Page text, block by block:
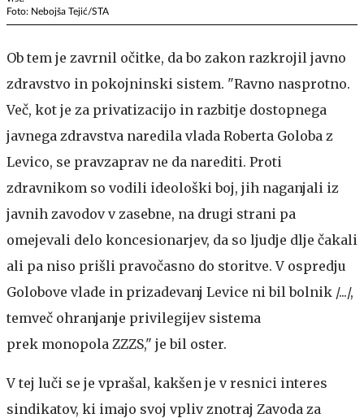
Foto: Nebojša Tejić/STA
Ob tem je zavrnil očitke, da bo zakon razkrojil javno
zdravstvo in pokojninski sistem. "Ravno nasprotno.
Več, kot je za privatizacijo in razbitje dostopnega
javnega zdravstva naredila vlada Roberta Goloba z
Levico, se pravzaprav ne da narediti. Proti
zdravnikom so vodili ideološki boj, jih naganjali iz
javnih zavodov v zasebne, na drugi strani pa
omejevali delo koncesionarjev, da so ljudje dlje čakali
ali pa niso prišli pravočasno do storitve. V ospredju
Golobove vlade in prizadevanj Levice ni bil bolnik /.../,
temveč ohranjanje privilegijev sistema
prek monopola ZZZS," je bil oster.
V tej luči se je vprašal, kakšen je v resnici interes
sindikatov, ki imajo svoj vpliv znotraj Zavoda za